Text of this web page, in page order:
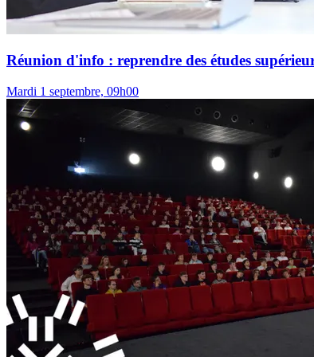
Réunion d'info : reprendre des études
Mardi 1 septembre, 09h00